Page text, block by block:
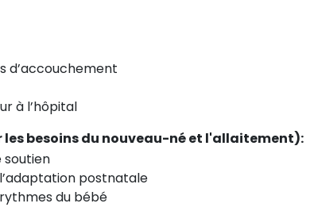
d’accouchement
à l’hôpital
les besoins du nouveau-né et l'allaitement):
soutien
postnatale
du bébé